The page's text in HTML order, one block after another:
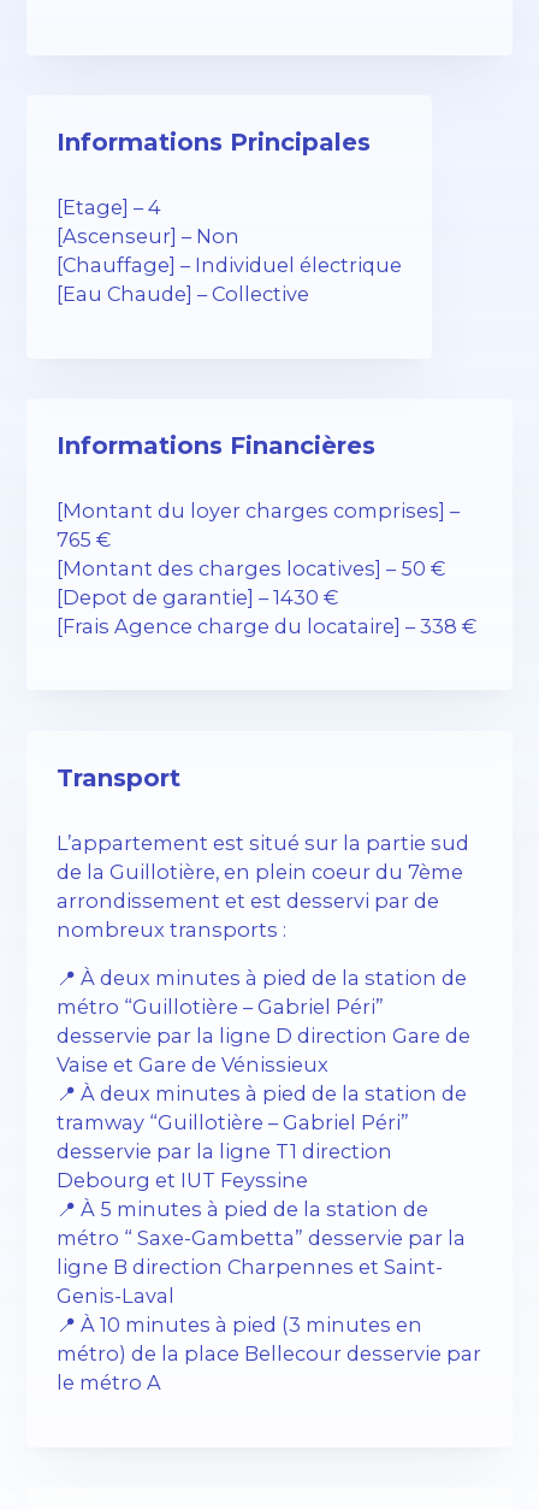
Informations Principales
[Etage] – 4
[Ascenseur] – Non
[Chauffage] – Individuel électrique
[Eau Chaude] – Collective
Informations Financières
[Montant du loyer charges comprises] –
765 €
[Montant des charges locatives] – 50 €
[Depot de garantie] – 1430 €
[Frais Agence charge du locataire] – 338 €
Transport
L’appartement est situé sur la partie sud
de la Guillotière, en plein coeur du 7ème
arrondissement et est desservi par de
nombreux transports :
📍 À deux minutes à pied de la station de
métro “Guillotière – Gabriel Péri”
desservie par la ligne D direction Gare de
Vaise et Gare de Vénissieux
📍 À deux minutes à pied de la station de
tramway “Guillotière – Gabriel Péri”
desservie par la ligne T1 direction
Debourg et IUT Feyssine
📍 À 5 minutes à pied de la station de
métro “ Saxe-Gambetta” desservie par la
ligne B direction Charpennes et Saint-
Genis-Laval
📍 À 10 minutes à pied (3 minutes en
métro) de la place Bellecour desservie par
le métro A